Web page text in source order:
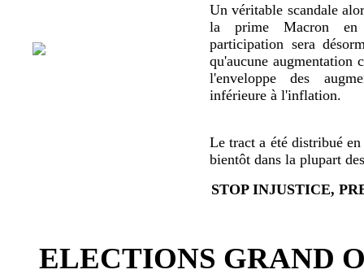
Un véritable scandale
la prime Macron
participation sera
qu'aucune augmentation
l'enveloppe des
inférieure à l'inflation.
Le tract a été distribué en
bientôt dans la plupart
STOP INJUSTICE,
ELECTIONS GRAND